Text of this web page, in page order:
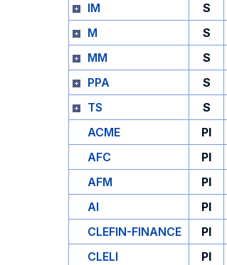
IM
S
M
S
MM
S
PPA
S
TS
S
ACME
PI
AFC
PI
AFM
PI
AI
PI
CLEFIN-FINANCE
PI
CLELI
PI